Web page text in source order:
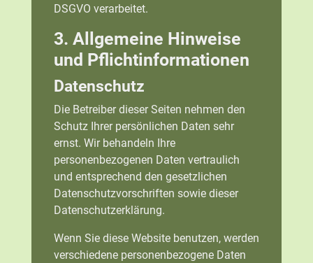
DSGVO verarbeitet.
3. Allgemeine Hinweise
und Pflicht­informationen
Datenschutz
Die Betreiber dieser Seiten nehmen den
Schutz Ihrer persönlichen Daten sehr
ernst. Wir behandeln Ihre
personenbezogenen Daten vertraulich
und entsprechend den gesetzlichen
Datenschutzvorschriften sowie dieser
Datenschutzerklärung.
Wenn Sie diese Website benutzen, werden
verschiedene personenbezogene Daten